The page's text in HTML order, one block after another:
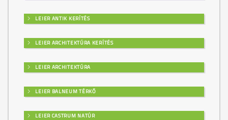
LEIER ANTIK KERÍTÉS
LEIER ARCHITEKTÚRA KERÍTÉS
LEIER ARCHITEKTÚRA
LEIER BALNEUM TÉRKŐ
LEIER CASTRUM NATÚR